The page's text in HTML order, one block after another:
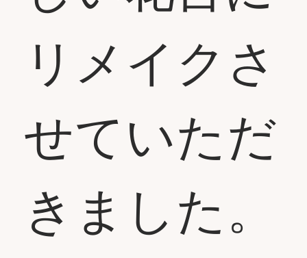
リメイクさ
せていただ
きました。